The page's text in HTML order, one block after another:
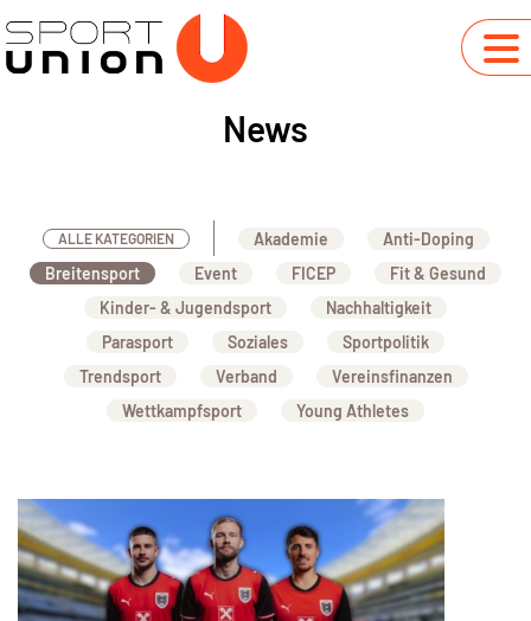
News
ALLE KATEGORIEN Akademie
Anti-Doping
Breitensport
Event FICEP
Fit & Gesund
Kinder- & Jugendsport
Nachhaltigkeit
Parasport
Soziales
Sportpolitik
Trendsport
Verband
Vereinsfinanzen
Wettkampfsport
Young Athletes